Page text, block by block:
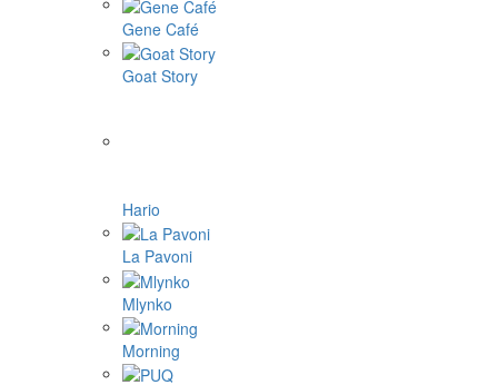
Gene Café
Goat Story
Hario
La Pavoni
Mlynko
Morning